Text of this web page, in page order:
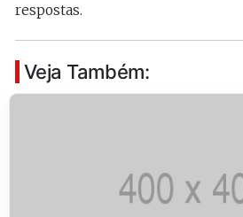
respostas.
Veja Também: